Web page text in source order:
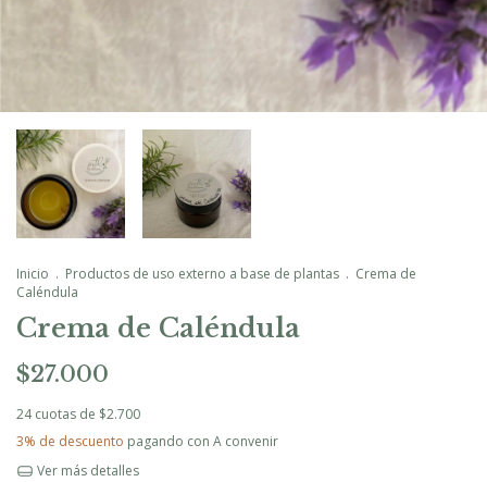
Inicio . Productos de uso externo a base de plantas . Crema de
Caléndula
Crema de Caléndula
$27.000
24 cuotas de $2.700
3% de descuento pagando con A convenir
Ver más detalles